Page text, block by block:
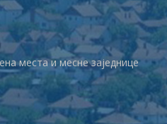
места и месне заједнице